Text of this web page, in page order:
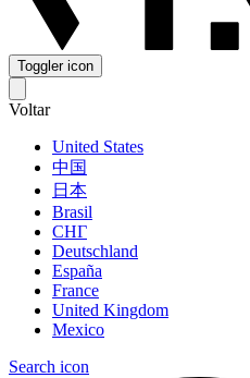
Toggler icon
Voltar
United States
中国
日本
Brasil
СНГ
Deutschland
España
France
United Kingdom
Mexico
Search icon